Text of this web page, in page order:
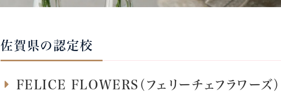
佐賀県の認定校
FELICE FLOWERS（フェリーチェフラワーズ）